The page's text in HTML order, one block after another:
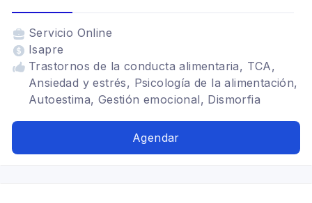
Servicio Online
Isapre
Trastornos de la conducta alimentaria, TCA,
Ansiedad y estrés, Psicología de la alimentación,
Autoestima, Gestión emocional, Dismorfia
en relaciones interpersonales, Terapia adultos,
Trastornos alimenticios TCA, Adulto, Cognitivo
conductual, Terapia para la ansiedad
Agendar